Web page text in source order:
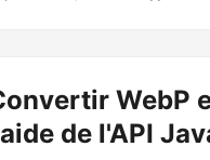
WebP
de l'API